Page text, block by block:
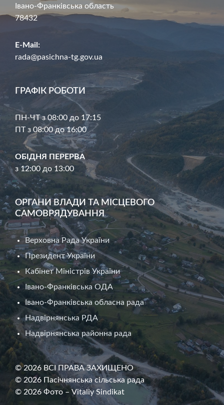
Івано-Франківська область
78432
E-Mail:
rada@pasichna-tg.gov.ua
ГРАФІК РОБОТИ
ПН-ЧТ з 08:00 до 17:15
ПТ з 08:00 до 16:00
ОБІДНЯ ПЕРЕРВА
з 12:00 до 13:00
ОРГАНИ ВЛАДИ ТА МІСЦЕВОГО
САМОВРЯДУВАННЯ
Верховна Рада України
Президент України
Кабінет Міністрів України
Івано-Франківська ОДА
Івано-Франківська обласна рада
Надвірнянська РДА
Надвірнянська районна рада
© 2026 ВСІ ПРАВА ЗАХИЩЕНО
© 2026 Пасічнянська сільська рада
© 2026 Фото – Vitaliy Sindikat